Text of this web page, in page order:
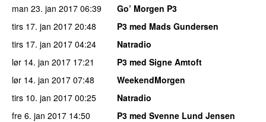
man 23. jan 2017 06:39
Go’ Morgen P3
tirs 17. jan 2017 20:48
P3 med Mads Gundersen
tirs 17. jan 2017 04:24
Natradio
lør 14. jan 2017 17:21
P3 med Signe Amtoft
lør 14. jan 2017 07:48
WeekendMorgen
tirs 10. jan 2017 00:25
Natradio
fre 6. jan 2017 14:50
P3 med Svenne Lund Jensen